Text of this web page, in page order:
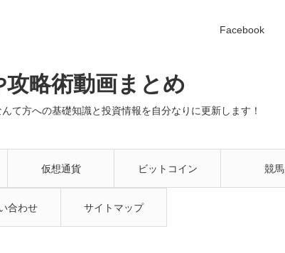
略術動画まとめ
て方への基礎知識と投資情報を自分なりに更新します！
仮想通貨 ビットコイン 競馬
合わせ サイトマップ
Facebook